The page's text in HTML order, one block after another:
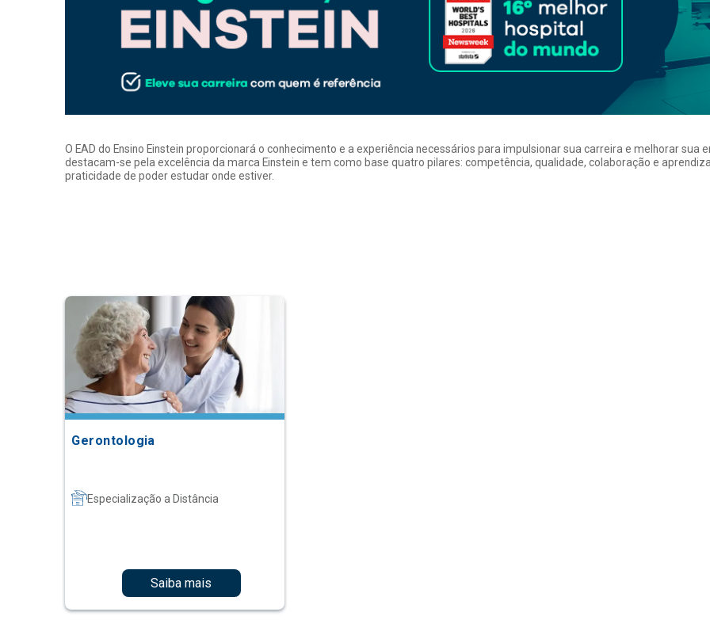
O EAD do Ensino Einstein proporcionará o conhecimento e a experiência necessários para impulsionar sua carreira e melhorar
destacam-se pela excelência da marca Einstein e tem como base quatro pilares: competência, qualidade, colaboração e
praticidade de poder estudar onde estiver.
Gerontologia
Especialização a Distância
Saiba mais